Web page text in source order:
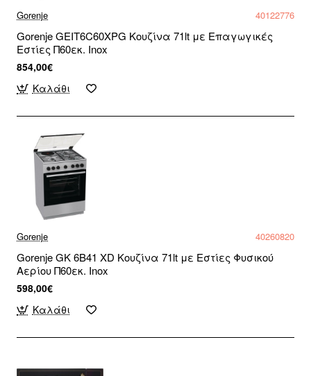
Gorenje 40122776
Gorenje GEIT6C60XPG Κουζίνα 71lt με Επαγωγικές
Εστίες Π60εκ. Inox
854,00€
Καλάθι
Gorenje 40260820
Gorenje GK 6B41 XD Κουζίνα 71lt με Εστίες Φυσικού
Αερίου Π60εκ. Inox
598,00€
Καλάθι